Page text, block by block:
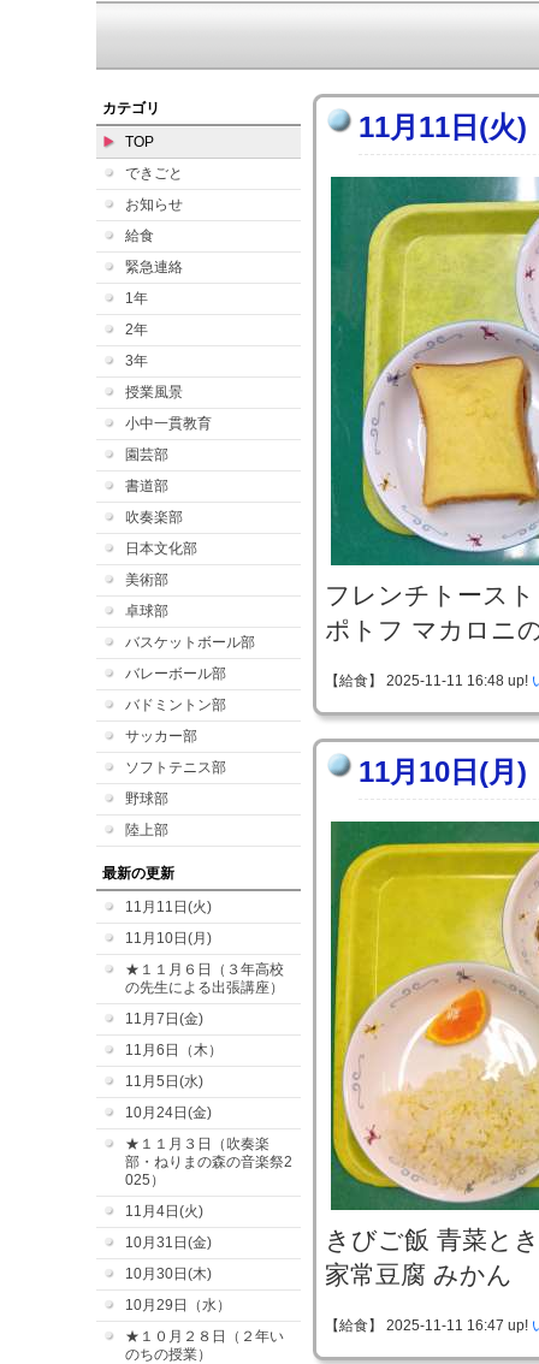
カテゴリ
TOP
できごと
お知らせ
給食
緊急連絡
1年
2年
3年
授業風景
小中一貫教育
園芸部
書道部
吹奏楽部
日本文化部
美術部
卓球部
バスケットボール部
バレーボール部
バドミントン部
サッカー部
ソフトテニス部
野球部
陸上部
最新の更新
11月11日(火)
11月10日(月)
★１１月６日（３年高校
の先生による出張講座）
11月7日(金)
11月6日（木）
11月5日(水)
10月24日(金)
★１１月３日（吹奏楽
部・ねりまの森の音楽祭2
025）
11月4日(火)
10月31日(金)
10月30日(木)
10月29日（水）
★１０月２８日（２年い
のちの授業）
11月11日(火)
フレンチトースト
ポトフ マカロニ
【給食】 2025-11-11 16:48 up!
11月10日(月)
きびご飯 青菜と
家常豆腐 みかん
【給食】 2025-11-11 16:47 up!